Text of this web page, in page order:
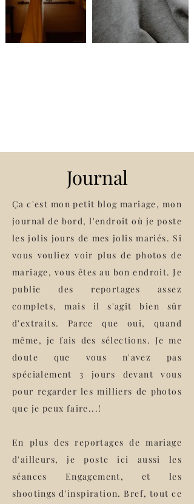
Journal
Ça c'est mon petit blog mariage, mon
journal de bord, l'endroit où je poste
les jolis jours de mes jolis mariés. Si
vous vouliez voir plus de photos de
mariage, vous êtes au bon endroit. Je
publie des reportages assez
complets, mais il s'agit bien sûr
d'extraits. Parce que oui, quand
même, je fais des sélections. Je me
doute que vous n'avez pas
spécialement 3 jours devant vous
pour regarder les milliers de photos
que je peux faire...!
En plus des reportages de mariage
d'ailleurs, je poste ici aussi les
séances Engagement, et les
shootings d'inspiration. Bref, tout ce